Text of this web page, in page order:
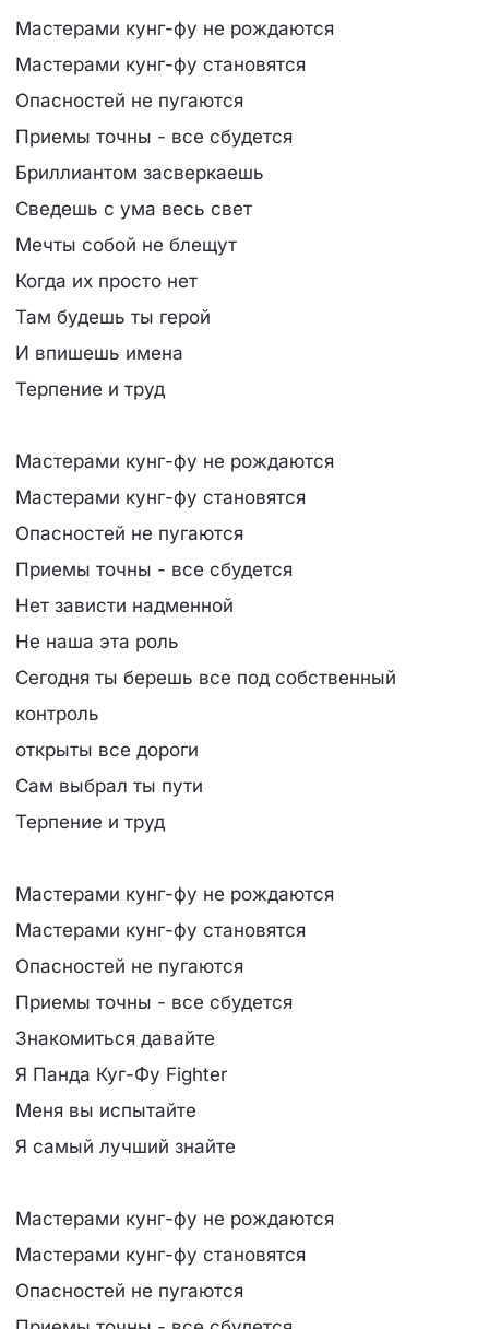
Мастерами кунг-фу не рождаются
Мастерами кунг-фу становятся
Опасностей не пугаются
Приемы точны - все сбудется
Бриллиантом засверкаешь
Сведешь с ума весь свет
Мечты собой не блещут
Когда их просто нет
Там будешь ты герой
И впишешь имена
Терпение и труд
Мастерами кунг-фу не рождаются
Мастерами кунг-фу становятся
Опасностей не пугаются
Приемы точны - все сбудется
Нет зависти надменной
Не наша эта роль
Сегодня ты берешь все под собственный
контроль
открыты все дороги
Сам выбрал ты пути
Терпение и труд
Мастерами кунг-фу не рождаются
Мастерами кунг-фу становятся
Опасностей не пугаются
Приемы точны - все сбудется
Знакомиться давайте
Я Панда Куг-Фу Fighter
Меня вы испытайте
Я самый лучший знайте
Мастерами кунг-фу не рождаются
Мастерами кунг-фу становятся
Опасностей не пугаются